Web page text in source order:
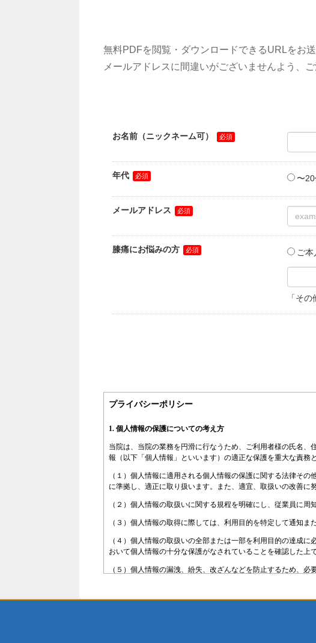
無料PDFを閲覧・ダウンロードできるURLをお
メールアドレスに間違いがございませんよう、ご
お名前 （ニックネーム可）
年代 〜
メールアドレス
膝痛にお悩みの方 ご本
「そ